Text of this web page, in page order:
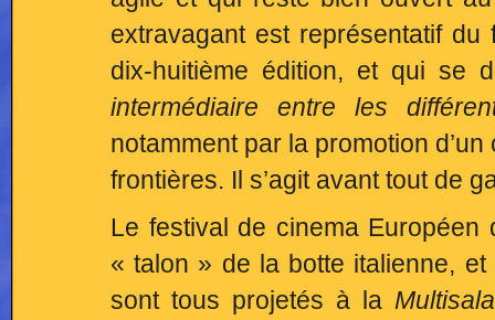
extravagant est représentatif
dix-huitième édition, et qui se
intermédiaire entre les
notamment par la promotion
frontières. Il s’agit avant tout de
Le festival de cinema
« talon » de la botte italienne,
sont tous projetés à la